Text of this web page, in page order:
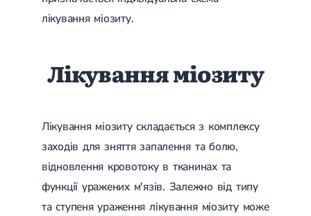
лікування міозиту.
Лікування міозиту
Лікування міозиту складається з комплексу
заходів для зняття запалення та болю,
відновлення кровотоку в тканинах та
функції уражених м'язів. Залежно від типу
та ступеня ураження лікування міозиту може